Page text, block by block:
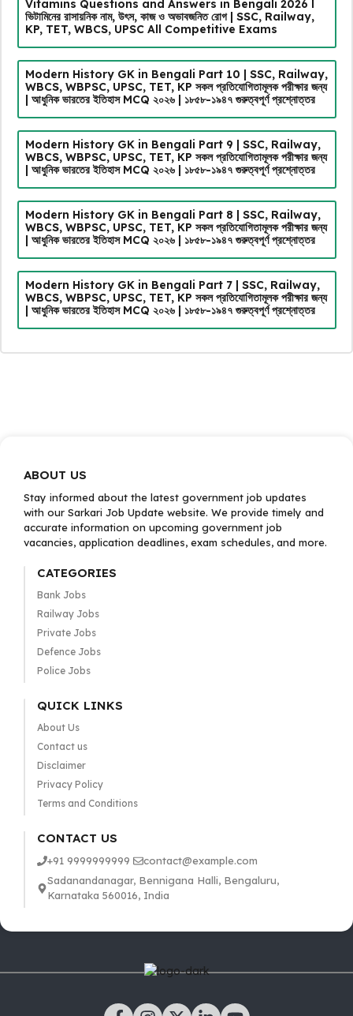
Vitamins Questions and Answers in Bengali 2026 l
ভিটামিনের রাসায়নিক নাম, উৎস, কাজ ও অভাবজনিত রোগ | SSC, Railway,
KP, TET, WBCS, UPSC All Competitive Exams
Modern History GK in Bengali Part 10 | SSC, Railway,
WBCS, WBPSC, UPSC, TET, KP সকল প্রতিযোগিতামূলক পরীক্ষার জন্য
| আধুনিক ভারতের ইতিহাস MCQ ২০২৬ | ১৮৫৮-১৯৪৭ গুরুত্বপূর্ণ প্রশ্নোত্তর
Modern History GK in Bengali Part 9 | SSC, Railway,
WBCS, WBPSC, UPSC, TET, KP সকল প্রতিযোগিতামূলক পরীক্ষার জন্য
| আধুনিক ভারতের ইতিহাস MCQ ২০২৬ | ১৮৫৮-১৯৪৭ গুরুত্বপূর্ণ প্রশ্নোত্তর
Modern History GK in Bengali Part 8 | SSC, Railway,
WBCS, WBPSC, UPSC, TET, KP সকল প্রতিযোগিতামূলক পরীক্ষার জন্য
| আধুনিক ভারতের ইতিহাস MCQ ২০২৬ | ১৮৫৮-১৯৪৭ গুরুত্বপূর্ণ প্রশ্নোত্তর
Modern History GK in Bengali Part 7 | SSC, Railway,
WBCS, WBPSC, UPSC, TET, KP সকল প্রতিযোগিতামূলক পরীক্ষার জন্য
| আধুনিক ভারতের ইতিহাস MCQ ২০২৬ | ১৮৫৮-১৯৪৭ গুরুত্বপূর্ণ প্রশ্নোত্তর
ABOUT US
Stay informed about the latest government job updates
with our Sarkari Job Update website. We provide timely and
accurate information on upcoming government job
vacancies, application deadlines, exam schedules, and more.
CATEGORIES
Bank Jobs
Railway Jobs
Private Jobs
Defence Jobs
Police Jobs
QUICK LINKS
About Us
Contact us
Disclaimer
Privacy Policy
Terms and Conditions
CONTACT US
+91 9999999999
contact@example.com
Sadanandanagar, Bennigana Halli, Bengaluru,
Karnataka 560016, India